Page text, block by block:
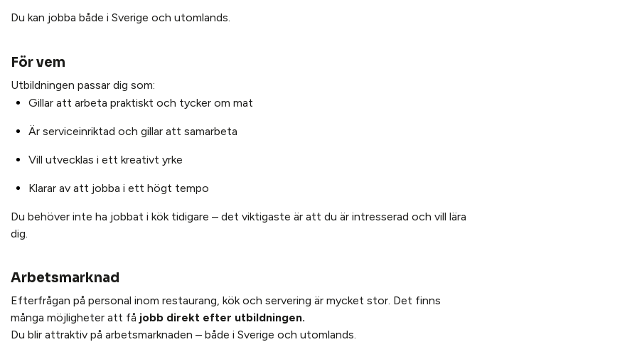
Du kan jobba både i Sverige och utomlands.
För vem
Utbildningen passar dig som:
Gillar att arbeta praktiskt och tycker om mat
Är serviceinriktad och gillar att samarbeta
Vill utvecklas i ett kreativt yrke
Klarar av att jobba i ett högt tempo
Du behöver inte ha jobbat i kök tidigare – det viktigaste är att du är intresserad och vill lära
dig.
Arbetsmarknad
Efterfrågan på personal inom restaurang, kök och servering är mycket stor. Det finns
många möjligheter att få jobb direkt efter utbildningen.
Du blir attraktiv på arbetsmarknaden – både i Sverige och utomlands.